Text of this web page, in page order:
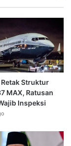
Struktur
MAX, Ratusan
Inspeksi